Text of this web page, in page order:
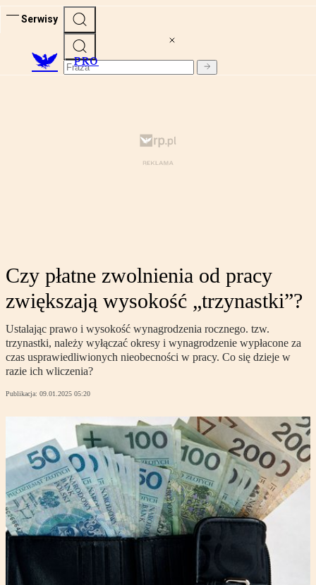
Serwisy
PRO
Czy płatne zwolnienia od pracy
zwiększają wysokość „trzynastki”?
Ustalając prawo i wysokość wynagrodzenia rocznego. tzw.
trzynastki, należy wyłączać okresy i wynagrodzenie wypłacone za
czas usprawiedliwionych nieobecności w pracy. Co się dzieje w
razie ich wliczenia?
Publikacja: 09.01.2025 05:20